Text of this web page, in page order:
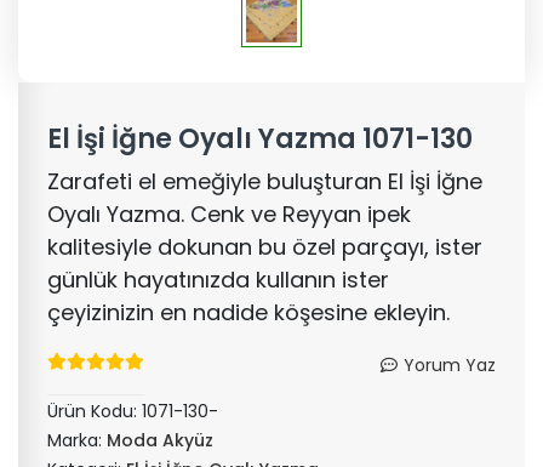
El İşi İğne Oyalı Yazma 1071-130
Zarafeti el emeğiyle buluşturan El İşi İğne
Oyalı Yazma. Cenk ve Reyyan ipek
kalitesiyle dokunan bu özel parçayı, ister
günlük hayatınızda kullanın ister
çeyizinizin en nadide köşesine ekleyin.
Yorum Yaz
Ürün Kodu: 1071-130-
Marka: Moda Akyüz